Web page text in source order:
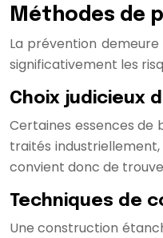
Méthodes de
La prévention
significativement les
Choix judicieux
Certaines essences de
traités
convient donc de
Techniques de
Une construction